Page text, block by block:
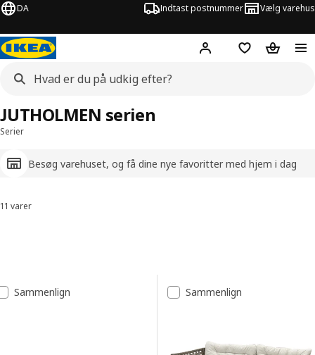
DA Indtast postnummer Vælg varehus
Hej! Log ind her
Huskeliste
Kurv
Serier
Besøg varehuset, og få dine nye favoritter med hjem i dag
JUTHOLMEN serien
Sorter og filtrer
11 varer
Resultatliste
Sammenlign Sammenlign